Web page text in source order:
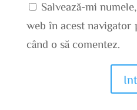
Salvează-mi
web în acest navigator
când o să comentez.